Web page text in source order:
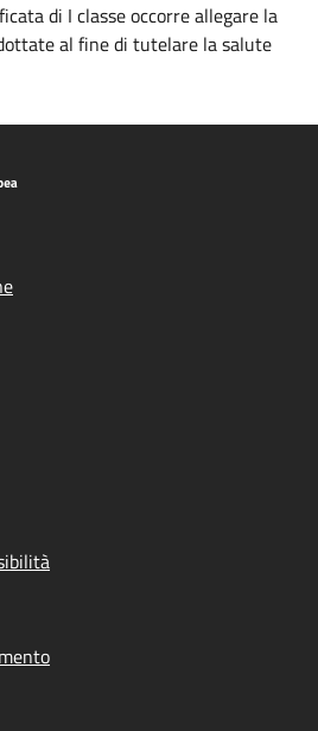
di I classe occorre allegare la
al fine di tutelare la salute